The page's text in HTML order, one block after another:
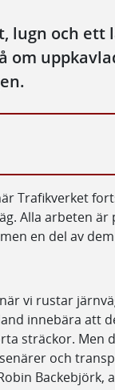
lugn och ett
om
Trafikverket
Alla arbeten är
en del av
vi rustar
innebära att
sträckor. Men
och
Backebjörk,